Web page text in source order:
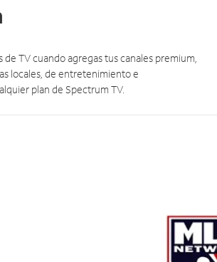
TV cuando agregas tus canales premium,
locales, de entretenimiento e
plan de Spectrum TV.